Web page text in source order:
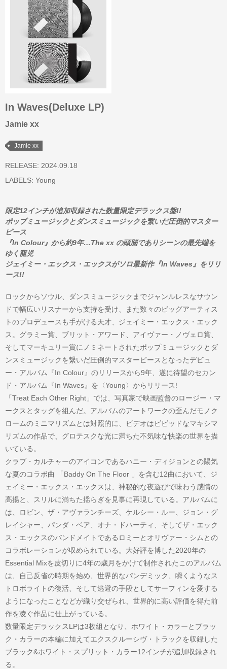
In Waves(Deluxe LP)
Jamie xx
Jamie xx
RELEASE: 2024.09.18
LABELS: Young
限定12インチが追加収録された数量限定デラックス盤!!
ポップミュージックとダンスミュージックを繋いだ圧倒的マスター
ピース
『In Colour』から約9年…The xx の頭脳でありシーンの最先端を
ゆく寵児
ジェイミー・エックス・エックスがソロ最新作『In Waves』をリリ
ース!!
ロックからソウル、ダンスミュージックまでジャンルレスなサウン
ドで幅広いリスナーから支持を受け、また数々のビッグアーティス
トのプロデュースも手がける天才、ジェイミー・エックス・エック
ス。グラミー賞、ブリット・アワード、アイヴァー・ノヴェロ賞、
そしてマーキュリー賞にノミネートされたポップミュージックとダ
ンスミュージックを繋いだ圧倒的マスターピースとなったデビュ
ー・アルバム『In Colour』のリリースから9年、遂に待望のセカン
ド・アルバム『In Waves』を〈Young〉からリリース!
「Treat Each Other Right」では、写真家で映画監督のロージー・マ
ークスとタッグを組んだ。アルバムのアートワークの歪んだモノク
ロームのミニマリズムとは対照的に、ビデオはビビッドなマキシマ
リズムの作品で、グロテスクな光に満ちた不気味な快楽の世界を描
いている。
クラブ・カルチャーのアイコンであるハニー・ディジョンとの陽気
な夏のコラボ曲 「Baddy On The Floor 」を含む12曲において、ジ
ェイミー・エックス・エックスは、神秘的な夜遊びで味わう感情の
高揚と、スリルに満ちた揺らぎを見事に再現している。アルバムに
は、ロビン、ザ・アヴァランチーズ、ケルシー・ルー、ジョン・グ
レイシャー、パンダ・ベア、オナ・ドハーティ、そしてザ・エック
ス・エックスのバンドメイトであるロミーとオリヴァー・シムとの
コラボレーションが収められている。大好評を博した2020年の
Essential Mixを皮切りに4年の歳月をかけて制作されたこのアルバム
は、自己反省の時期を始め、世界的なパンデミック、瞬くようなス
トロボライトの復活、そして逃避の手段としてサーフィンを愛する
ようになったことなどが織り交ぜられ、世界的に高い評価を得た前
作を凌ぐ作品に仕上がっている。
数量限定デラックスLPは3枚組となり、ホワイト・カラーとブラッ
ク・カラーの本編に加えてエクスクルーシヴ・トラックを収録した
ブラック&ホワイト・スプリット・カラー12インチが追加収録され
る。